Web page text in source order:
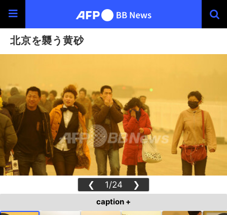
北京を襲う黄砂
❮ 1/24 ❯
caption +